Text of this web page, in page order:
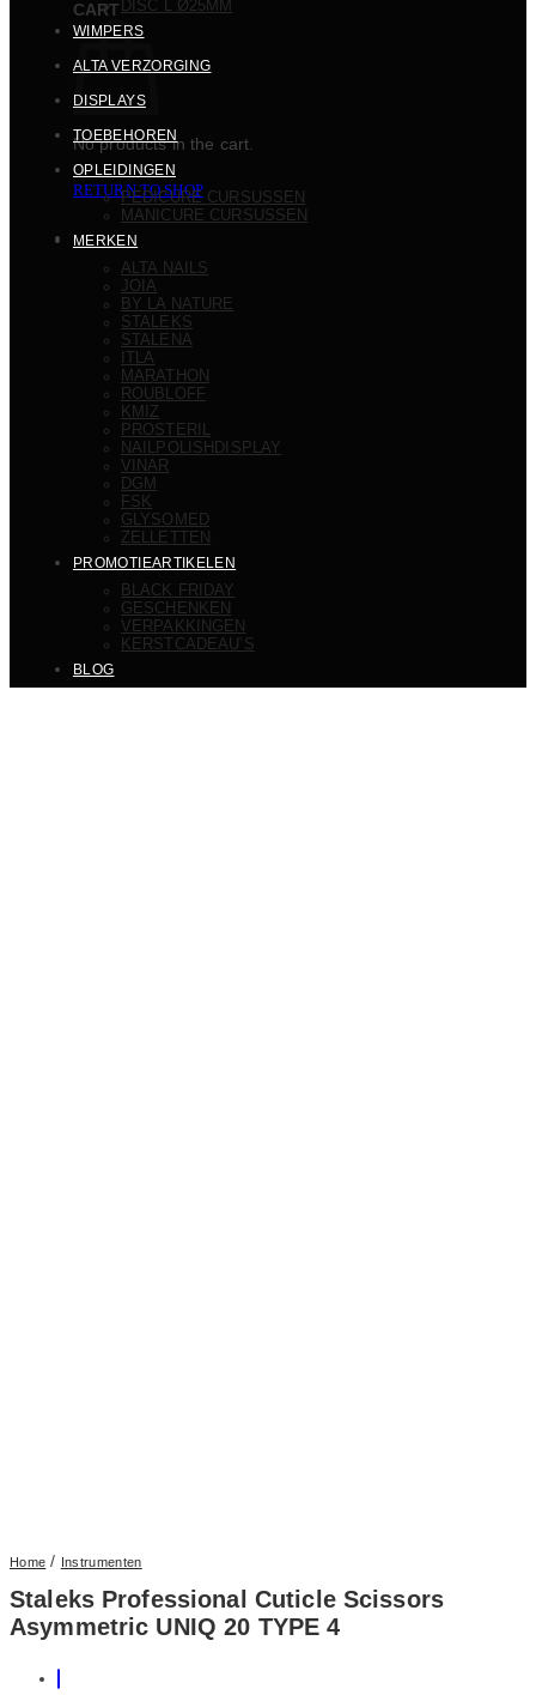
CART
No products in the cart.
RETURN TO SHOP
DISC L Ø25MM
WIMPERS
ALTA VERZORGING
DISPLAYS
TOEBEHOREN
OPLEIDINGEN
PEDICURE CURSUSSEN
MANICURE CURSUSSEN
MERKEN
ALTA NAILS
JOIA
BY LA NATURE
STALEKS
STALENA
ITLA
MARATHON
ROUBLOFF
KMIZ
PROSTERIL
NAILPOLISHDISPLAY
VINAR
DGM
FSK
GLYSOMED
ZELLETTEN
PROMOTIEARTIKELEN
BLACK FRIDAY
GESCHENKEN
VERPAKKINGEN
KERSTCADEAU’S
BLOG
Home / Instrumenten
Staleks Professional Cuticle Scissors
Asymmetric UNIQ 20 TYPE 4